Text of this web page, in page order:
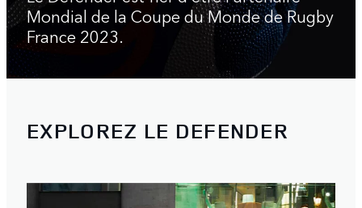
Mondial de la Coupe du Monde de Rugby
France 2023.
EXPLOREZ LE DEFENDER